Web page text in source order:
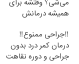
می‌شی؟ وقتشه برای
همیشه درمانش
‼️جراحی ممنوع‼️
درمان کمر درد بدون
جراحی و دوره نقاهت